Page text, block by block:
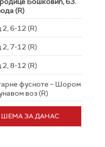
(R)
6-12 (R)
7-12 (R)
8-12 (R)
фусноте – Шором
воз (R)
ЗА ДАНАС